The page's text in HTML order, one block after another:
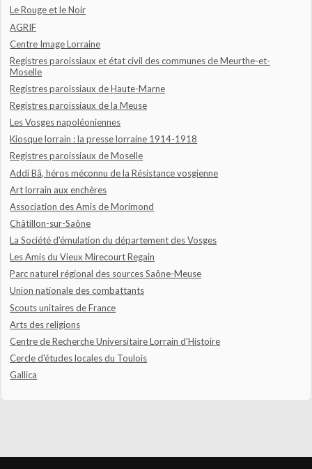
Le Rouge et le Noir
AGRIF
Centre Image Lorraine
Registres paroissiaux et état civil des communes de Meurthe-et-
Moselle
Registres paroissiaux de Haute-Marne
Registres paroissiaux de la Meuse
Les Vosges napoléoniennes
Kiosque lorrain : la presse lorraine 1914-1918
Registres paroissiaux de Moselle
Addi Bâ, héros méconnu de la Résistance vosgienne
Art lorrain aux enchères
Association des Amis de Morimond
Châtillon-sur-Saône
La Société d'émulation du département des Vosges
Les Amis du Vieux Mirecourt Regain
Parc naturel régional des sources Saône-Meuse
Union nationale des combattants
Scouts unitaires de France
Arts des religions
Centre de Recherche Universitaire Lorrain d'Histoire
Cercle d'études locales du Toulois
Gallica